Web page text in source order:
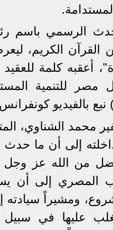
الرسمي باسم
القرآن الكريم،
أعقبه كلمة
مصر للتنمية
محمد الشناوي،
إلى أن ما حدث
من الله عز وجل
المصري إلى أن
ومشيراً
عليها في سبيل